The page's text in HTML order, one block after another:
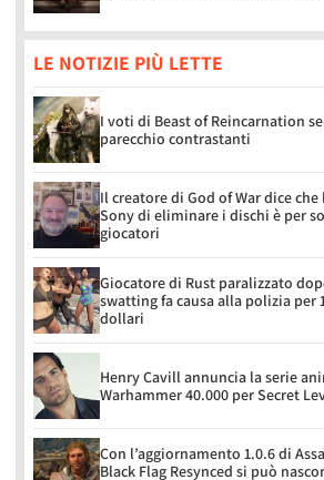
LE NOTIZIE PIÙ LETTE
I voti di Beast of Reincarnation
parecchio contrastanti
Il creatore di God of War dice
Sony di eliminare i dischi è per
giocatori
Giocatore di Rust paralizzato
swatting fa causa alla polizia per
dollari
Henry Cavill annuncia la serie
Warhammer 40.000 per Secret
Con l’aggiornamento 1.0.6 di
Black Flag Resynced si può